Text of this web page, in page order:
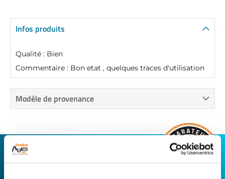
Infos produits
Qualité : Bien
Commentaire : Bon etat , quelques traces d'utilisation
Modèle de provenance
CONNECTEZ-VOUS AVEC VOTRE
RÉPARATEUR FAVORI